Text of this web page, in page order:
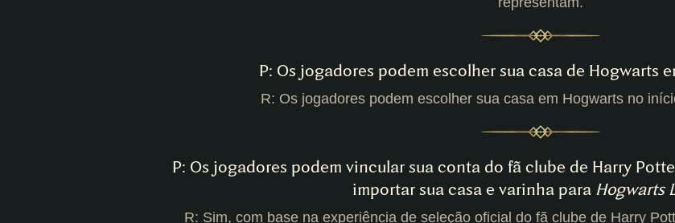
P: Os jogadores podem escolher sua casa de Hogwarts
R: Os jogadores podem escolher sua casa em Hogwarts no
P: Os jogadores podem vincular sua conta do fã clube de Harry
importar sua casa e varinha para Hogwarts
R: Sim, com base na experiência de seleção oficial do fã clube de Harry